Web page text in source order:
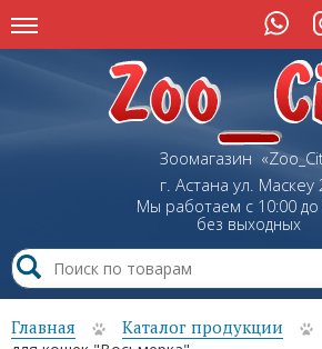
Зоомагазин
г. Астана ул. Маскеу
Мы работаем с 10:00 до
без выходных
Главная Каталог продукции